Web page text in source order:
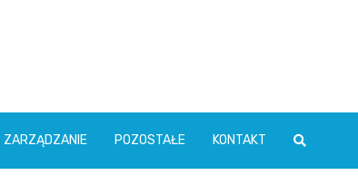
ZARZĄDZANIE POZOSTAŁE KONTAKT